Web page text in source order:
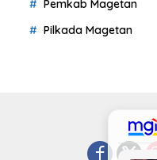
Pemkab Magetan
Pilkada Magetan